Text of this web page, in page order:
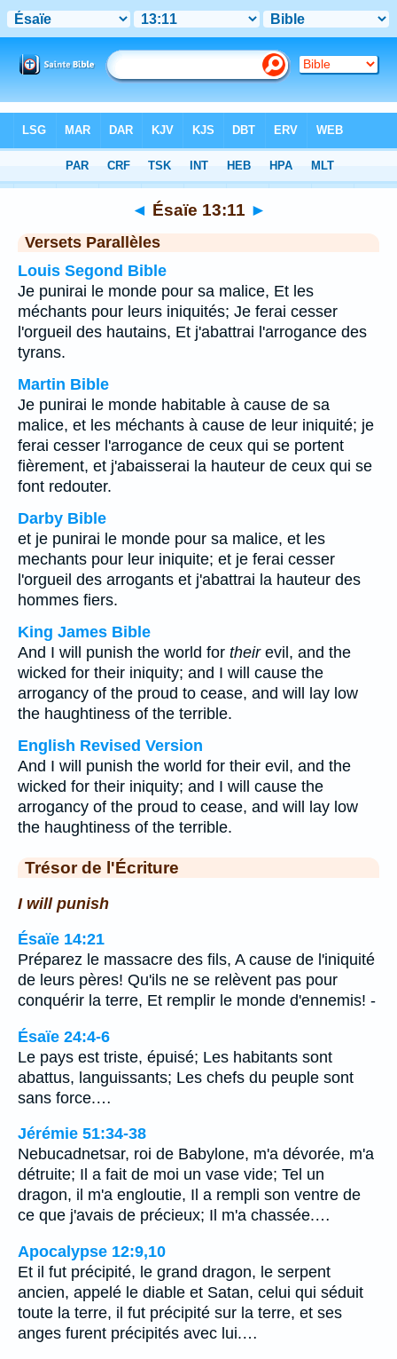
Chapitre 13> Verset 11
◄ Ésaïe 13:11 ►
Versets Parallèles
Louis Segond Bible
Je punirai le monde pour sa malice, Et les
méchants pour leurs iniquités; Je ferai cesser
l'orgueil des hautains, Et j'abattrai l'arrogance des
tyrans.
Martin Bible
Je punirai le monde habitable à cause de sa
malice, et les méchants à cause de leur iniquité; je
ferai cesser l'arrogance de ceux qui se portent
fièrement, et j'abaisserai la hauteur de ceux qui se
font redouter.
Darby Bible
et je punirai le monde pour sa malice, et les
mechants pour leur iniquite; et je ferai cesser
l'orgueil des arrogants et j'abattrai la hauteur des
hommes fiers.
King James Bible
And I will punish the world for theirevil, and the
wicked for their iniquity; and I will cause the
arrogancy of the proud to cease, and will lay low
the haughtiness of the terrible.
English Revised Version
And I will punish the world for their evil, and the
wicked for their iniquity; and I will cause the
arrogancy of the proud to cease, and will lay low
the haughtiness of the terrible.
Trésor de l'Écriture
I will punish
Ésaïe 14:21
Préparez le massacre des fils, A cause de l'iniquité
de leurs pères! Qu'ils ne se relèvent pas pour
conquérir la terre, Et remplir le monde d'ennemis! -
Ésaïe 24:4-6
Le pays est triste, épuisé; Les habitants sont
abattus, languissants; Les chefs du peuple sont
sans force.…
Jérémie 51:34-38
Nebucadnetsar, roi de Babylone, m'a dévorée, m'a
détruite; Il a fait de moi un vase vide; Tel un
dragon, il m'a engloutie, Il a rempli son ventre de
ce que j'avais de précieux; Il m'a chassée.…
Apocalypse 12:9,10
Et il fut précipité, le grand dragon, le serpent
ancien, appelé le diable et Satan, celui qui séduit
toute la terre, il fut précipité sur la terre, et ses
anges furent précipités avec lui.…